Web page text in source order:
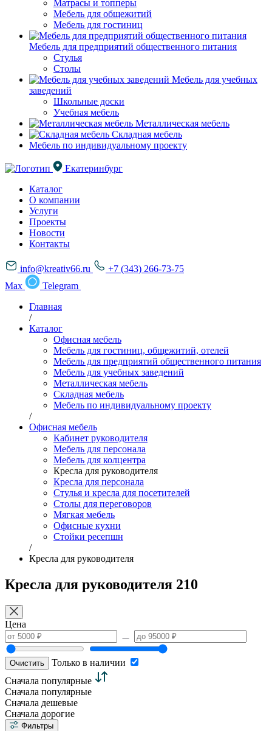
Матрасы и топперы
Мебель для общежитий
Мебель для гостиниц
Мебель для предприятий общественного питания
Стулья
Столы
Мебель для учебных
заведений
Школьные доски
Учебная мебель
Металлическая мебель
Складная мебель
Мебель по индивидуальному проекту
Екатеринбург
Каталог
О компании
Услуги
Проекты
Новости
Контакты
info@kreativ66.ru
+7 (343) 266-73-75
Max
Telegram
Главная
/
Каталог
Офисная мебель
Мебель для гостиниц, общежитий, отелей
Мебель для предприятий общественного питания
Мебель для учебных заведений
Металлическая мебель
Складная мебель
Мебель по индивидуальному проекту
/
Офисная мебель
Кабинет руководителя
Мебель для персонала
Мебель для колцентра
Кресла для руководителя
Кресла для персонала
Стулья и кресла для посетителей
Столы для переговоров
Мягкая мебель
Офисные кухни
Стойки ресепшн
/
Кресла для руководителя
Кресла для руководителя 210
Цена
Очистить
Только в наличии
Сначала популярные
Сначала популярные
Сначала дешевые
Сначала дорогие
Фильтры